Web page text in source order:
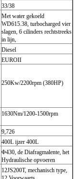
33/38
Met water gekoeld
WD615.38, turbocharged vier
slagen, 6 cilinders rechtstreeks
in lijn,
Diesel
EUROII
250Kw/2200rpm (380HP)
1630Nm/1200-1500rpm
9,726
400L ijzer 400L
Φ430, de Diafragmalente, het
Hydraulische opvoeren
12JS200T, mechanisch type,